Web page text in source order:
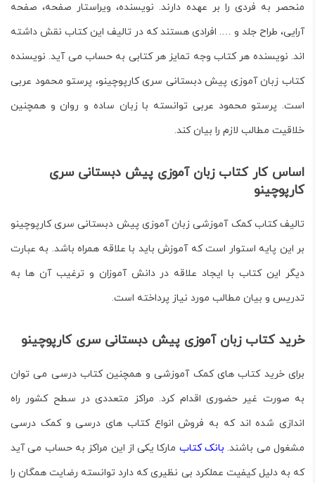
منحصر به فردی را بر عهده دارند. نویسنده، ویراستار صفحه، صفحه
آرایی، طراح جلد و …. افرادی هستند که در تالیف این کتاب نقش داشته
اند. نویسنده هر کتاب وجه تمایز هر کتابی به حساب می آید. نویسنده
کتاب زبان آموزی پیش دبستانی سری کارپوچینو، پرستو محمود عربی
است. پرستو محمود عربی توانسته با زبان ساده و روان و همچنین
خلاقیت مطالب لازم را بیان کند.
اساس کار کتاب زبان آموزی پیش دبستانی سری
کارپوچینو
تالیف کتاب کمک آموزشی زبان آموزی پیش دبستانی سری کارپوچینو
بر این پایه استوار است که آموزش باید با علاقه همراه باشد. به عبارت
دیگر این کتاب با ایجاد علاقه در دانش آموزان و ترغیب آن ها به
تدریس و بیان مطالب مورد نیاز پرداخته است.
خرید کتاب زبان آموزی پیش دبستانی سری کارپوچینو
برای خرید کتاب های کمک آموزشی و همچنین کتاب درسی می توان
به صورت غیر حضوری اقدام کرد. مراکز متعددی در سطح کشور راه
اندازی شده اند که به فروش انواع کتاب های درسی و کمک درسی
مشغول می باشند. بانک کتاب مارکا یکی از این مراکز به حساب می آید
که به دلیل کیفیت عملکرد بی نظیری که دارد توانسته رضایت همگان را